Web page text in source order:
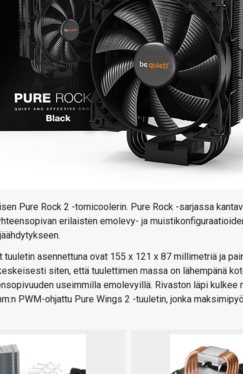
Pure Rock 2 -tornicoolerin. Pure Rock -sarjassa
erilaisten emolevy- ja
asennettuna ovat 155 x 121 x 87 millimetriä ja
siten, että tuulettimen massa on lähempänä
useimmilla emolevyillä. Rivaston läpi kulkee
PWM-ohjattu Pure Wings 2 -tuuletin, jonka